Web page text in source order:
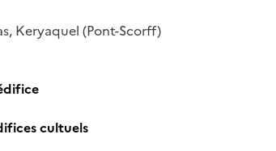
Keryaquel (Pont-Scorff)
cultuels